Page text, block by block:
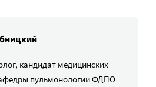
кандидат медицинских
пульмонологии ФДПО